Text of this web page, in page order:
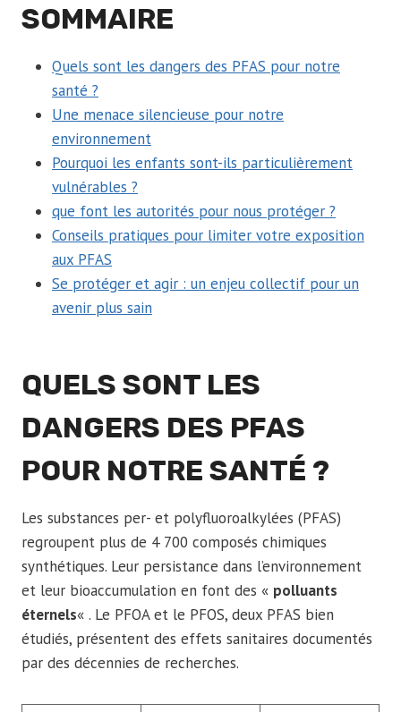
SOMMAIRE
Quels sont les dangers des PFAS pour notre
santé ?
Une menace silencieuse pour notre
environnement
Pourquoi les enfants sont-ils particulièrement
vulnérables ?
que font les autorités pour nous protéger ?
Conseils pratiques pour limiter votre exposition
aux PFAS
Se protéger et agir : un enjeu collectif pour un
avenir plus sain
QUELS SONT LES
DANGERS DES PFAS
POUR NOTRE SANTÉ ?
Les substances per- et polyfluoroalkylées (PFAS)
regroupent plus de 4 700 composés chimiques
synthétiques. Leur persistance dans l’environnement
et leur bioaccumulation en font des « polluants
éternels« . Le PFOA et le PFOS, deux PFAS bien
étudiés, présentent des effets sanitaires documentés
par des décennies de recherches.